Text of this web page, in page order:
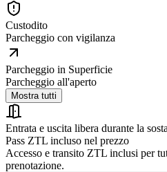
Custodito
Parcheggio con vigilanza
Parcheggio in Superficie
Parcheggio all'aperto
Mostra tutti
Entrata e uscita libera durante la sosta
Pass ZTL incluso nel prezzo
Accesso e transito ZTL inclusi per
prenotazione.